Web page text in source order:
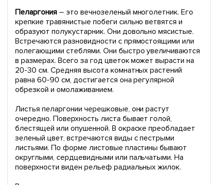
Пеларгония– это вечнозеленый многолетник. Его
крепкие травянистые побеги сильно ветвятся и
образуют полукустарник. Они довольно мясистые.
Встречаются разновидности с прямостоящими или
полегающими стеблями. Они быстро увеличиваются
в размерах. Всего за год цветок может вырасти на
20-30 см. Средняя высота комнатных растений
равна 60-90 см, достигается она регулярной
обрезкой и омолаживанием.
Листья пеларгонии черешковые, они растут
очередно. Поверхность листа бывает голой,
блестящей или опушенной. В окраске преобладает
зеленый цвет, встречаются виды с пестрыми
листьями. По форме листовые пластины бывают
округлыми, сердцевидными или пальчатыми. На
поверхности виден рельеф радиальных жилок.